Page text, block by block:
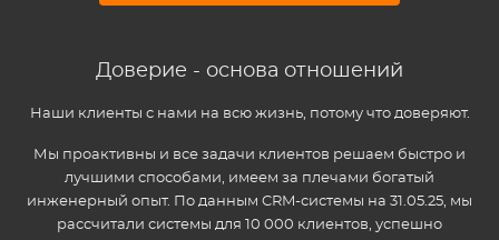
Доверие - основа отношений
Наши клиенты с нами на всю жизнь, потому что доверяют.
Мы проактивны и все задачи клиентов решаем быстро и
лучшими способами, имеем за плечами богатый
инженерный опыт. По данным CRM-системы на 31.05.25, мы
рассчитали системы для 10 000 клиентов, успешно